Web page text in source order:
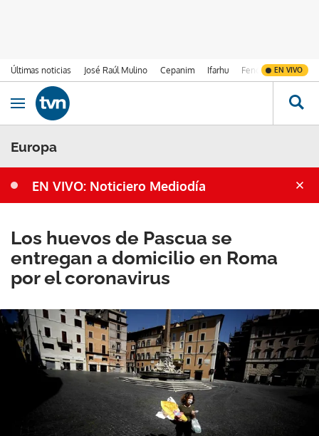
Últimas noticias José Raúl Mulino Cepanim Ifarhu Fenómeno de El
EN VIVO
Ir al contenido
Obrir navegació
Europa
EN VIVO: Noticiero Mediodía
Los huevos de Pascua se
entregan a domicilio en Roma
por el coronavirus